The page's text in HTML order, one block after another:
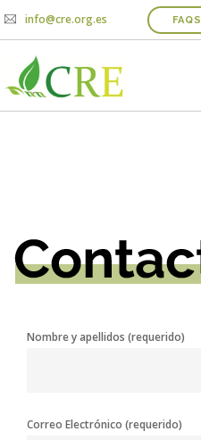
info@cre.org.es FAQS
MEDIOS
CONTACTO
Nombre y apellidos (requerido)
Correo Electrónico (requerido)